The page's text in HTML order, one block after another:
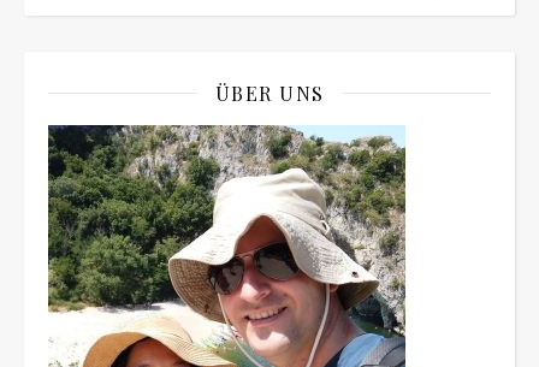
ÜBER UNS